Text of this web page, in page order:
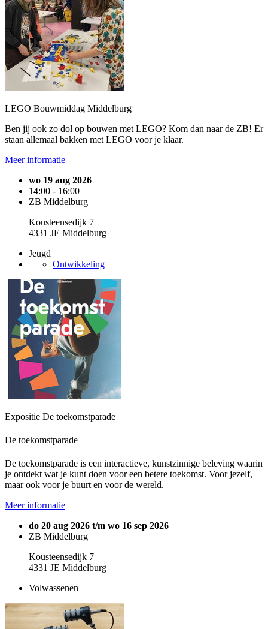
LEGO Bouwmiddag Middelburg
Ben jij ook zo dol op bouwen met LEGO? Kom dan naar de ZB! Er
staan allemaal bakken met LEGO voor je klaar.
Meer informatie
wo 19 aug 2026
14:00 - 16:00
ZB Middelburg
Kousteensedijk 7
4331 JE Middelburg
Jeugd
Ontwikkeling
Expositie De toekomstparade
De toekomstparade
De toekomstparade is een interactieve, kunstzinnige beleving waarin
je ontdekt wat je kunt doen voor een betere toekomst. Voor jezelf,
maar ook voor je buurt en voor de wereld.
Meer informatie
do 20 aug 2026 t/m wo 16 sep 2026
ZB Middelburg
Kousteensedijk 7
4331 JE Middelburg
Volwassenen